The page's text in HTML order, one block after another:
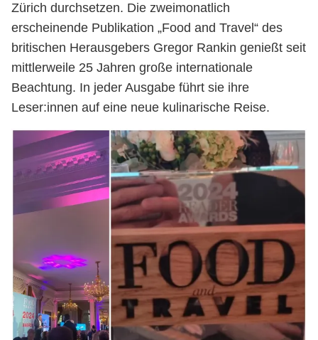
Zürich durchsetzen. Die zweimonatlich
erscheinende Publikation „Food and Travel“ des
britischen Herausgebers Gregor Rankin genießt seit
mittlerweile 25 Jahren große internationale
Beachtung. In jeder Ausgabe führt sie ihre
Leser:innen auf eine neue kulinarische Reise.